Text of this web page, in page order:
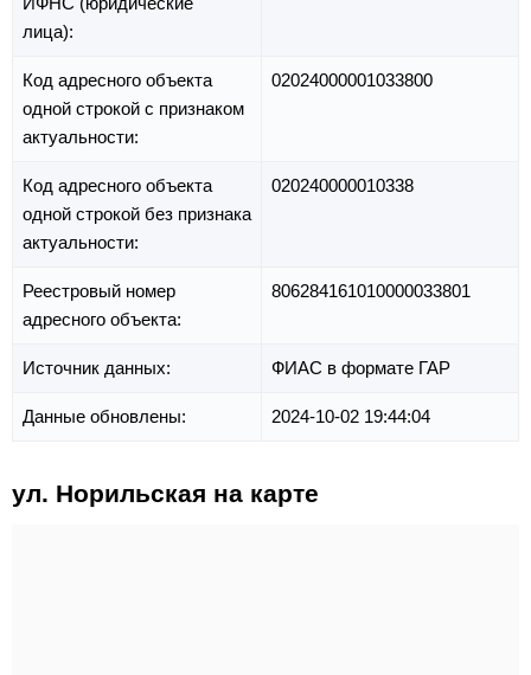
лица):
Код адресного объекта
одной строкой с признаком
актуальности:
02024000001033800
Код адресного объекта
одной строкой без признака
актуальности:
020240000010338
Реестровый номер
адресного объекта:
806284161010000033801
Источник данных: ФИАС в формате ГАР
Данные обновлены: 2024-10-02 19:44:04
ул. Норильская на карте